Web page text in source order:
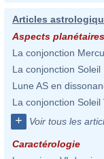
Articles
Aspects planétaires
La conjonction
La conjonction Soleil
Lune AS en
La conjonction Soleil
+ Voir tous les
Caractérologie